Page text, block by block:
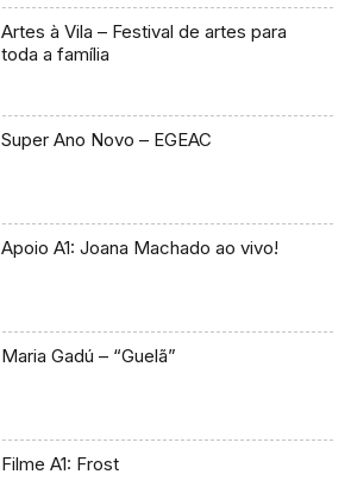
Artes à Vila – Festival de artes para
toda a família
Super Ano Novo – EGEAC
Apoio A1: Joana Machado ao vivo!
Maria Gadú – “Guelã”
Filme A1: Frost